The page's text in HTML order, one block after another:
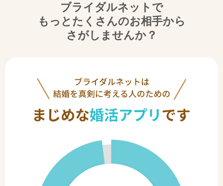
ブライダルネットで
もっとたくさんのお相手から
さがしませんか？